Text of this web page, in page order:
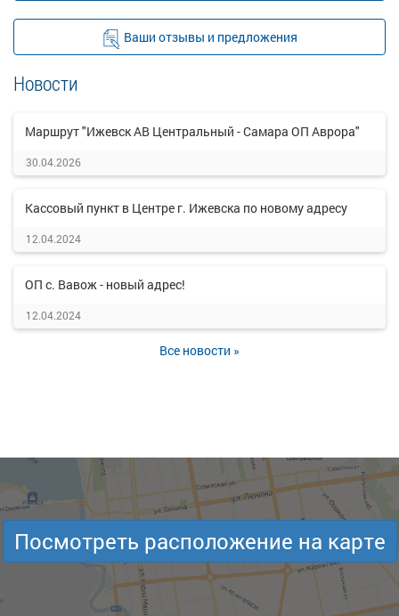
Ваши отзывы и предложения
Новости
Маршрут "Ижевск АВ Центральный - Самара ОП Аврора"
30.04.2026
Кассовый пункт в Центре г. Ижевска по новому адресу
12.04.2024
ОП с. Вавож - новый адрес!
12.04.2024
Все новости »
Посмотреть расположение на карте